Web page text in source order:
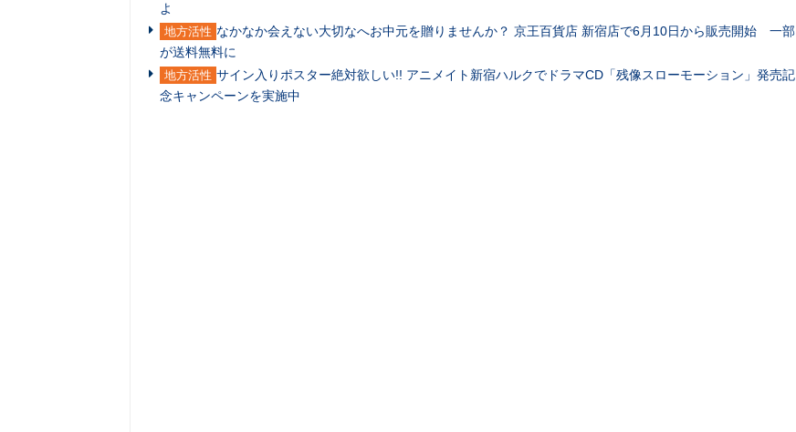
よ
地方活性 なかなか会えない大切なへお中元を贈りませんか？ 京王百貨店 新宿店で6月10日から販売開始 一部
が送料無料に
地方活性 サイン入りポスター絶対欲しい!! アニメイト新宿ハルクでドラマCD「残像スローモーション」発売記
念キャンペーンを実施中